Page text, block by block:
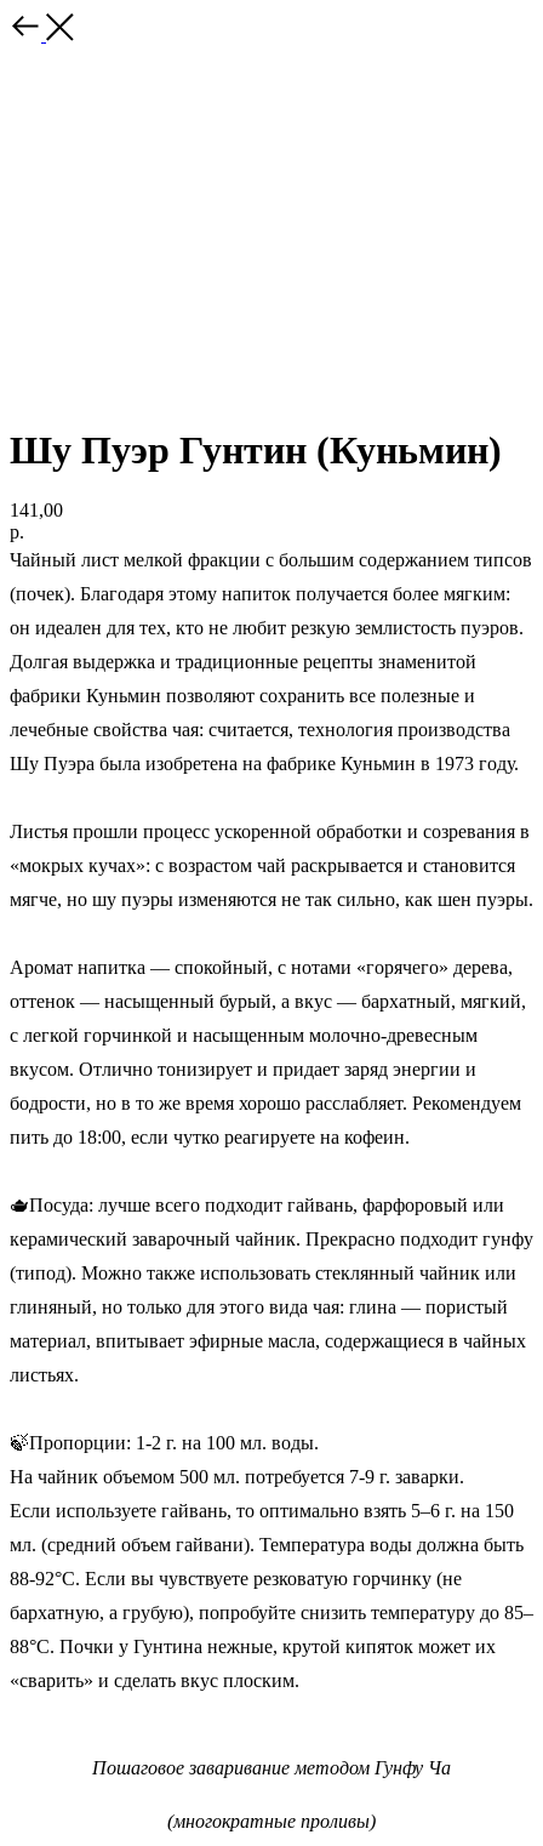
Шу Пуэр Гунтин (Куньмин)
141,00
р.
Чайный лист мелкой фракции с большим содержанием типсов
(почек). Благодаря этому напиток получается более мягким:
он идеален для тех, кто не любит резкую землистость пуэров.
Долгая выдержка и традиционные рецепты знаменитой
фабрики Куньмин позволяют сохранить все полезные и
лечебные свойства чая: считается, технология производства
Шу Пуэра была изобретена на фабрике Куньмин в 1973 году.
Листья прошли процесс ускоренной обработки и созревания в
«мокрых кучах»: с возрастом чай раскрывается и становится
мягче, но шу пуэры изменяются не так сильно, как шен пуэры.
Аромат напитка — спокойный, с нотами «горячего» дерева,
оттенок — насыщенный бурый, а вкус — бархатный, мягкий,
с легкой горчинкой и насыщенным молочно-древесным
вкусом. Отлично тонизирует и придает заряд энергии и
бодрости, но в то же время хорошо расслабляет. Рекомендуем
пить до 18:00, если чутко реагируете на кофеин.
🫖Посуда: лучше всего подходит гайвань, фарфоровый или
керамический заварочный чайник. Прекрасно подходит гунфу
(типод). Можно также использовать стеклянный чайник или
глиняный, но только для этого вида чая: глина — пористый
материал, впитывает эфирные масла, содержащиеся в чайных
листьях.
🍃Пропорции: 1-2 г. на 100 мл. воды.
На чайник объемом 500 мл. потребуется 7-9 г. заварки.
Если используете гайвань, то оптимально взять 5–6 г. на 150
мл. (средний объем гайвани). Температура воды должна быть
88-92°C. Если вы чувствуете резковатую горчинку (не
бархатную, а грубую), попробуйте снизить температуру до 85–
88°C. Почки у Гунтина нежные, крутой кипяток может их
«сварить» и сделать вкус плоским.
Пошаговое заваривание методом Гунфу Ча
(многократные проливы)